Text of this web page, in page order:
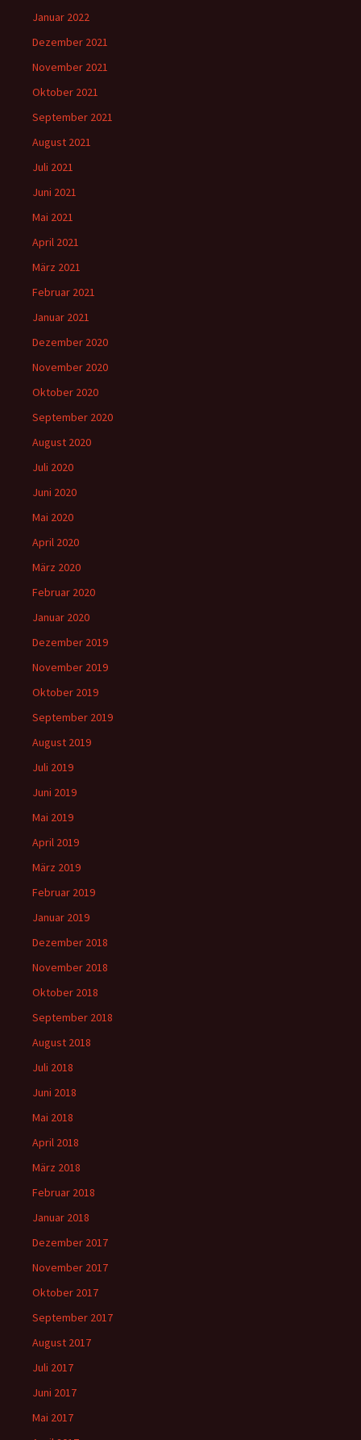
Januar 2022
Dezember 2021
November 2021
Oktober 2021
September 2021
August 2021
Juli 2021
Juni 2021
Mai 2021
April 2021
März 2021
Februar 2021
Januar 2021
Dezember 2020
November 2020
Oktober 2020
September 2020
August 2020
Juli 2020
Juni 2020
Mai 2020
April 2020
März 2020
Februar 2020
Januar 2020
Dezember 2019
November 2019
Oktober 2019
September 2019
August 2019
Juli 2019
Juni 2019
Mai 2019
April 2019
März 2019
Februar 2019
Januar 2019
Dezember 2018
November 2018
Oktober 2018
September 2018
August 2018
Juli 2018
Juni 2018
Mai 2018
April 2018
März 2018
Februar 2018
Januar 2018
Dezember 2017
November 2017
Oktober 2017
September 2017
August 2017
Juli 2017
Juni 2017
Mai 2017